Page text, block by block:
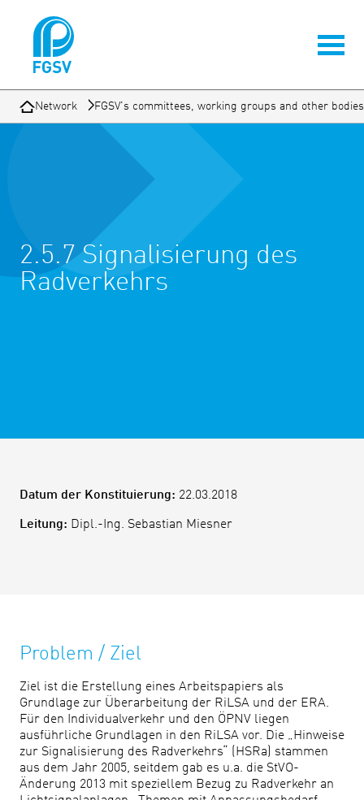
Network FGSV's committees, working groups and other bodies
2.5.7 Signalisierung des
Radverkehrs
Datum der Konstituierung: 22.03.2018
Leitung: Dipl.-Ing. Sebastian Miesner
Problem / Ziel
Ziel ist die Erstellung eines Arbeitspapiers als
Grundlage zur Überarbeitung der RiLSA und der ERA.
Für den Individualverkehr und den ÖPNV liegen
ausführliche Grundlagen in den RiLSA vor. Die „Hinweise
zur Signalisierung des Radverkehrs“ (HSRa) stammen
aus dem Jahr 2005, seitdem gab es u.a. die StVO-
Änderung 2013 mit speziellem Bezug zu Radverkehr an